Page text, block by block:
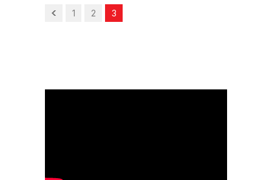
1 2 3